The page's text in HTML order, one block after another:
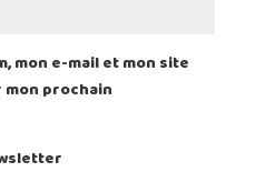
mon e-mail et mon site
prochain